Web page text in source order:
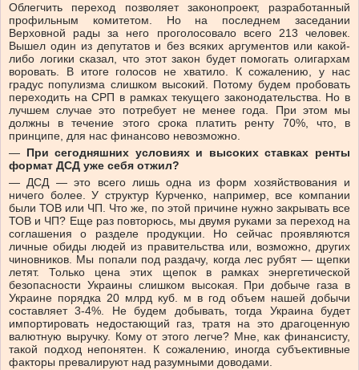
Облегчить переход позволяет законопроект, разработанный
профильным комитетом. Но на последнем заседании
Верховной рады за него проголосовало всего 213 человек.
Вышел один из депутатов и без всяких аргументов или какой-
либо логики сказал, что этот закон будет помогать олигархам
воровать. В итоге голосов не хватило. К сожалению, у нас
градус популизма слишком высокий. Потому будем пробовать
переходить на СРП в рамках текущего законодательства. Но в
лучшем случае это потребует не менее года. При этом мы
должны в течение этого срока платить ренту 70%, что, в
принципе, для нас финансово невозможно.
— При сегодняшних условиях и высоких ставках ренты
формат ДСД уже себя отжил?
—ДСД —это всего лишь одна из форм хозяйствования и
ничего более. У структур Курченко, например, все компании
были ТОВ или ЧП. Что же, по этой причине нужно закрывать все
ТОВ и ЧП? Еще раз повторюсь, мы двумя руками за переход на
соглашения о разделе продукции. Но сейчас проявляются
личные обиды людей из правительства или, возможно, других
чиновников. Мы попали под раздачу, когда лес рубят — щепки
летят. Только цена этих щепок в рамках энергетической
безопасности Украины слишком высокая. При добыче газа в
Украине порядка 20 млрд куб. м в год объем нашей добычи
составляет 3-4%. Не будем добывать, тогда Украина будет
импортировать недостающий газ, тратя на это драгоценную
валютную выручку. Кому от этого легче? Мне, как финансисту,
такой подход непонятен. К сожалению, иногда субъективные
факторы превалируют над разумными доводами.